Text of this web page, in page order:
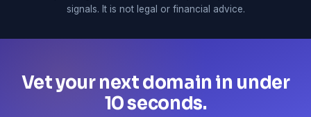
signals. It is not legal or financial advice.
Vet your next domain in under
10 seconds.